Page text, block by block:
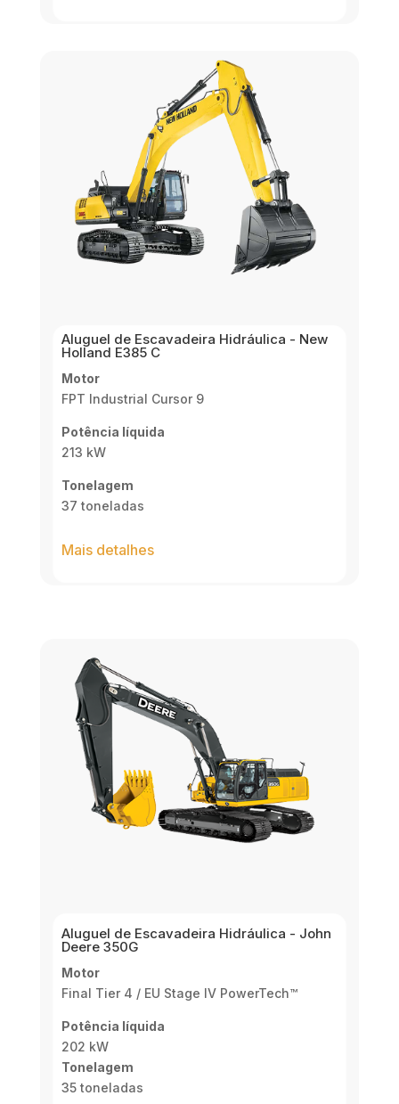
Aluguel de Escavadeira Hidráulica - New
Holland E385 C
Motor
FPT Industrial Cursor 9
Potência líquida
213 kW
Tonelagem
37 toneladas
Mais detalhes
Aluguel de Escavadeira Hidráulica - John
Deere 350G
Motor
Final Tier 4 / EU Stage IV PowerTech™
Potência líquida
202 kW
Tonelagem
35 toneladas